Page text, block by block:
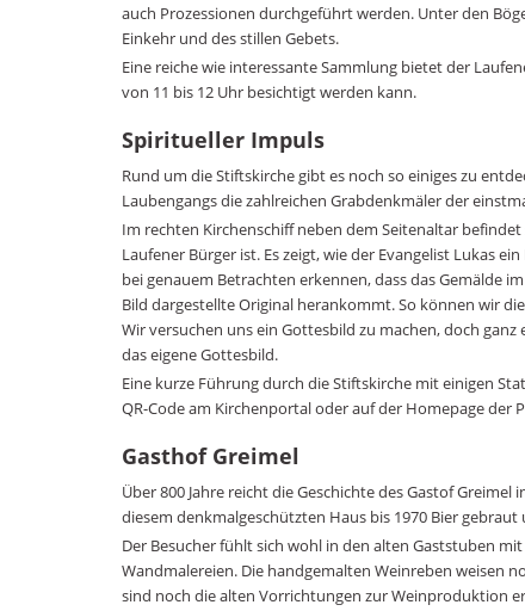
auch Prozessionen durchgeführt werden. Unter den
Einkehr und des stillen Gebets.
Eine reiche wie interessante Sammlung bietet der
von 11 bis 12 Uhr besichtigt werden kann.
Spiritueller Impuls
Rund um die Stiftskirche gibt es noch so einiges zu
Laubengangs die zahlreichen Grabdenkmäler der
Im rechten Kirchenschiff neben dem Seitenaltar
Laufener Bürger ist. Es zeigt, wie der Evangelist Lukas
bei genauem Betrachten erkennen, dass das Gemälde
Bild dargestellte Original herankommt. So können wir
Wir versuchen uns ein Gottesbild zu machen, doch
das eigene Gottesbild.
Eine kurze Führung durch die Stiftskirche mit einigen
QR-Code am Kirchenportal oder auf der Homepage der
Gasthof Greimel
Über 800 Jahre reicht die Geschichte des Gastof
diesem denkmalgeschützten Haus bis 1970 Bier
Der Besucher fühlt sich wohl in den alten Gaststuben
Wandmalereien. Die handgemalten Weinreben weisen
sind noch die alten Vorrichtungen zur Weinproduktion